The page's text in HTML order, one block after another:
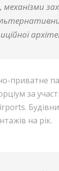
за
на рік.